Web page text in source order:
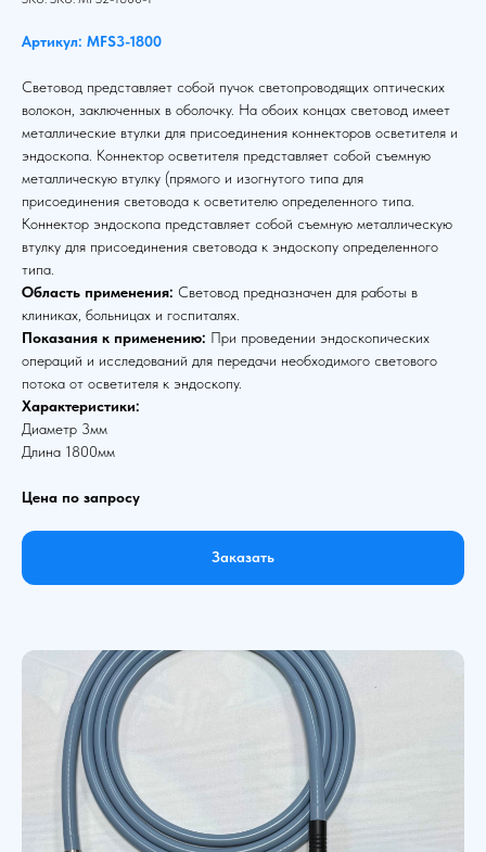
Артикул: MFS3-1800
Световод представляет собой пучок светопроводящих оптических
волокон, заключенных в оболочку. На обоих концах световод имеет
металлические втулки для присоединения коннекторов осветителя и
эндоскопа. Коннектор осветителя представляет собой съемную
металлическую втулку (прямого и изогнутого типа для
присоединения световода к осветителю определенного типа.
Коннектор эндоскопа представляет собой съемную металлическую
втулку для присоединения световода к эндоскопу определенного
типа.
Область применения: Световод предназначен для работы в
клиниках, больницах и госпиталях.
Показания к применению: При проведении эндоскопических
операций и исследований для передачи необходимого светового
потока от осветителя к эндоскопу.
Характеристики:
Диаметр 3мм
Длина 1800мм
Цена по запросу
Заказать